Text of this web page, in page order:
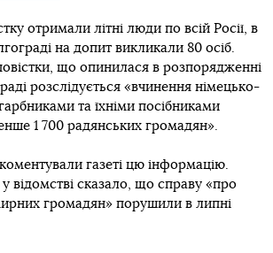
отримали літні люди по всій Росії, в
на допит викликали 80 осіб.
що опинилася в розпорядженні
розслідується «вчинення німецько-
та їхніми посібниками
1 700 радянських громадян».
газеті цю інформацію.
відомстві сказало, що справу «про
громадян» порушили в липні